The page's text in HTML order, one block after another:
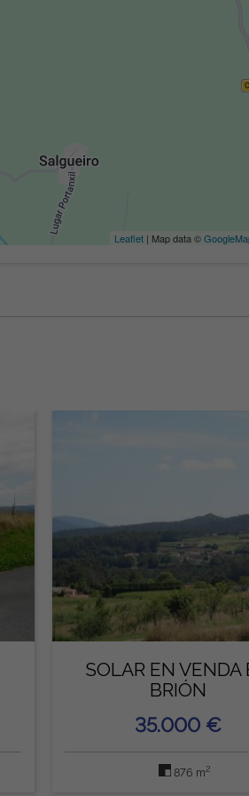
Leaflet | Map data ©
SOLAR EN VENDA
BRIÓN
35.000 €
876 m2